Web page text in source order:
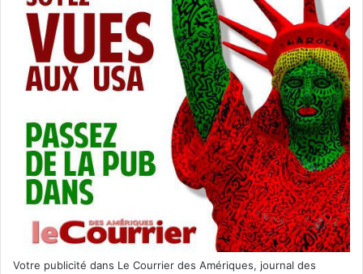
Votre publicité dans Le Courrier des Amériques, journal des